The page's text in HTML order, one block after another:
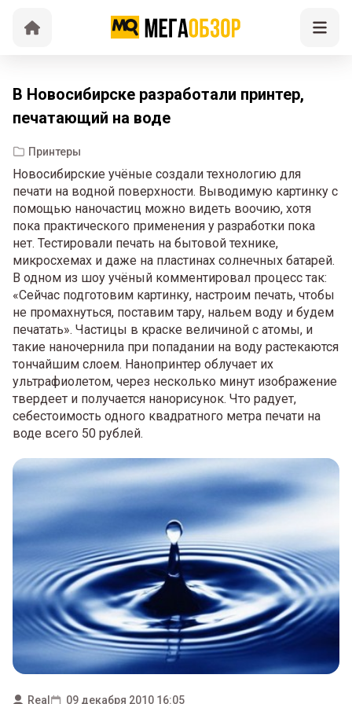
В Новосибирске разработали принтер,
печатающий на воде
Принтеры
Новосибирские учёные создали технологию для
печати на водной поверхности. Выводимую картинку с
помощью наночастиц можно видеть воочию, хотя
пока практического применения у разработки пока
нет. Тестировали печать на бытовой технике,
микросхемах и даже на пластинах солнечных батарей.
В одном из шоу учёный комментировал процесс так:
«Сейчас подготовим картинку, настроим печать, чтобы
не промахнуться, поставим тару, нальем воду и будем
печатать». Частицы в краске величиной с атомы, и
такие наночернила при попадании на воду растекаются
тончайшим слоем. Нанопринтер облучает их
ультрафиолетом, через несколько минут изображение
твердеет и получается нанорисунок. Что радует,
себестоимость одного квадратного метра печати на
воде всего 50 рублей.
Real 09 декабря 2010 16:05